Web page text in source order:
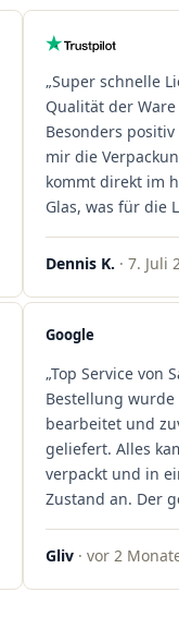
„Super schnelle
Qualität der
Besonders
mir die
kommt direkt im
Glas, was für die
ist. Ich bestelle
wieder!"
Dennis K. · 7. Juli
Google
„Top Service von
Bestellung wurde
bearbeitet und
geliefert. Alles
verpackt und in
Zustand an. Der
war
professionell.
Gliv · vor 2